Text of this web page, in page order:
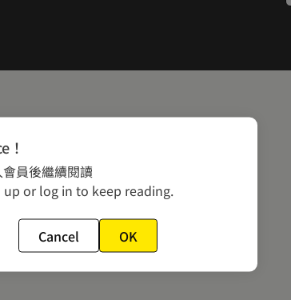
！
員後繼續閱讀
up or log in to keep reading.
Cancel OK